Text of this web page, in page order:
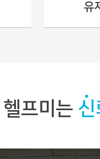
유
헬프미는 신